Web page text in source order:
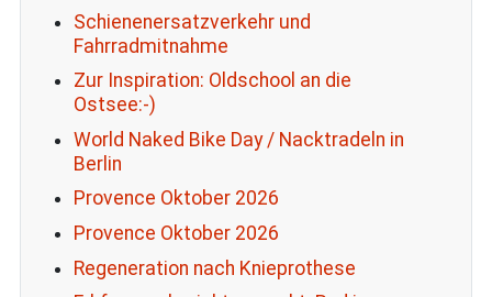
Schienenersatzverkehr und
Fahrradmitnahme
Zur Inspiration: Oldschool an die
Ostsee:-)
World Naked Bike Day / Nacktradeln in
Berlin
Provence Oktober 2026
Provence Oktober 2026
Regeneration nach Knieprothese